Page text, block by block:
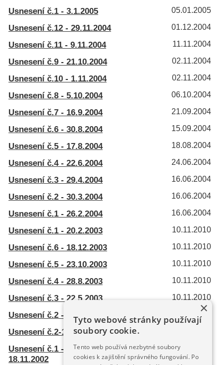
05.01.2005
Usnesení č.1 - 3.1.2005
01.12.2004
Usnesení č.12 - 29.11.2004
11.11.2004
Usnesení č.11 - 9.11.2004
02.11.2004
Usnesení č.9 - 21.10.2004
02.11.2004
Usnesení č.10 - 1.11.2004
06.10.2004
Usnesení č.8 - 5.10.2004
21.09.2004
Usnesení č.7 - 16.9.2004
15.09.2004
Usnesení č.6 - 30.8.2004
18.08.2004
Usnesení č.5 - 17.8.2004
24.06.2004
Usnesení č.4 - 22.6.2004
16.06.2004
Usnesení č.3 - 29.4.2004
16.06.2004
Usnesení č.2 - 30.3.2004
16.06.2004
Usnesení č.1 - 26.2.2004
10.11.2010
Usnesení č.1 - 20.2.2003
10.11.2010
Usnesení č.6 - 18.12.2003
10.11.2010
Usnesení č.5 - 23.10.2003
10.11.2010
Usnesení č.4 - 28.8.2003
10.11.2010
Usnesení č.3 - 22.5.2003
10.11.2010
Usnesení č.2 - 24.4.2003
Usnesení č.2-19.12.2002
10.11.2010
Usnesení č.1 - ustavující zasedání
18.11.2002
×
Tyto webové stránky používají
soubory cookie.
Tento web používá nezbytné soubory
cookies k zajištění správného fungování. Po